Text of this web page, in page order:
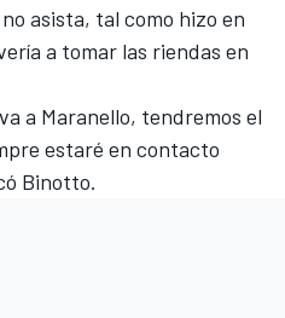
asista, tal como hizo en
a tomar las riendas en
a Maranello, tendremos el
estaré en contacto
Binotto.